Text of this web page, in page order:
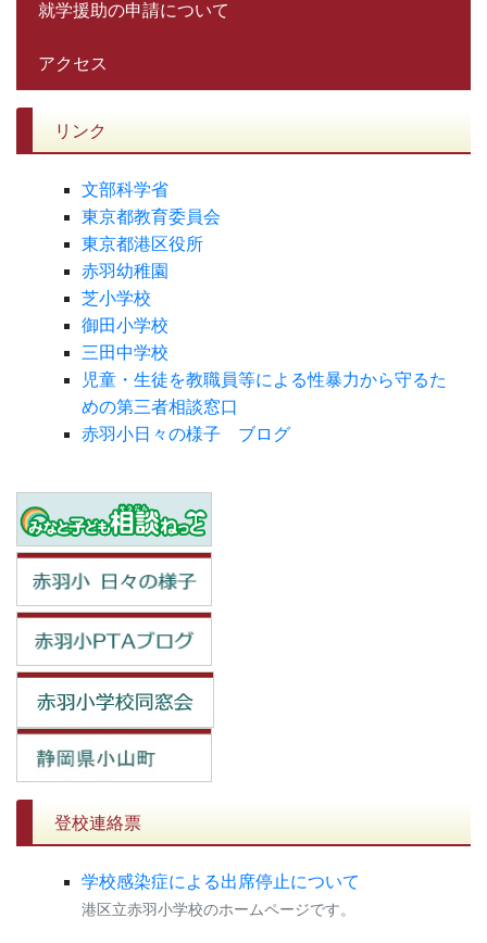
就学援助の申請について
アクセス
リンク
文部科学省
東京都教育委員会
東京都港区役所
赤羽幼稚園
芝小学校
御田小学校
三田中学校
児童・生徒を教職員等による性暴力から守るた
めの第三者相談窓口
赤羽小日々の様子 ブログ
登校連絡票
学校感染症による出席停止について
港区立赤羽小学校のホームページです。